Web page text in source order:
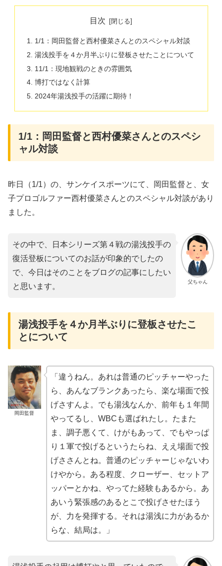
目次
1/1：岡田監督と西村優菜さんとのスペシャル対談
湯浅投手を４か月半ぶりに登板させたことについて
11/1：現地観戦のときの雰囲気
博打ではなく計算
2024年湯浅投手の活躍に期待！
1/1：岡田監督と西村優菜さんとのスペシ
ャル対談
昨日（1/1）の、サンケイスポーツにて、岡田監督と、女
子プロゴルファー西村優菜さんとのスペシャル対談があり
ました。
父ちゃん
その中で、日本シリーズ第４戦の湯浅投手の
復活登板についてのお話が印象的でしたの
で、今日はそのことをブログの記事にしたい
と思います。
湯浅投手を４か月半ぶりに登板させたこ
とについて
岡田監督
「違うねん。あれは普通のピッチャーやった
ら、あんなブランクあったら、楽な場面で投
げさすんよ。でも湯浅なんか、前年も１年間
やってるし、WBCも選ばれたし。たまた
ま、調子悪くて、けがもあって、でもやっぱ
り１軍で投げるというたらね、ええ場面で投
げささんとね。普通のピッチャーじゃないわ
けやから。ある程度、クローザー、セットア
ッパーとかね、やってた経験もあるから。あ
あいう緊張感のあるとこで投げさせたほう
が、力を発揮する。それは湯浅に力があるか
らな、結局は。」